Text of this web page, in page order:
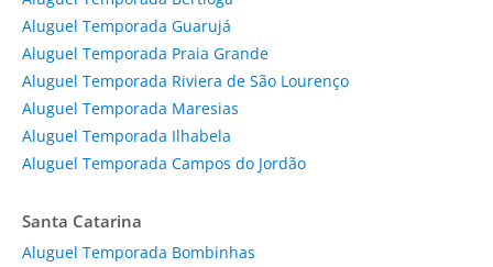
Aluguel Temporada Guarujá
Aluguel Temporada Praia Grande
Aluguel Temporada Riviera de São Lourenço
Aluguel Temporada Maresias
Aluguel Temporada Ilhabela
Aluguel Temporada Campos do Jordão
Santa Catarina
Aluguel Temporada Bombinhas